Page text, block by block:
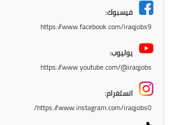
فيسبوك:
https://www.facebook.com/iraqjobs9
يوتيوب:
https://www.youtube.com/@iraqjobs
انستغرام:
https://www.instagram.com/iraqjobs0/